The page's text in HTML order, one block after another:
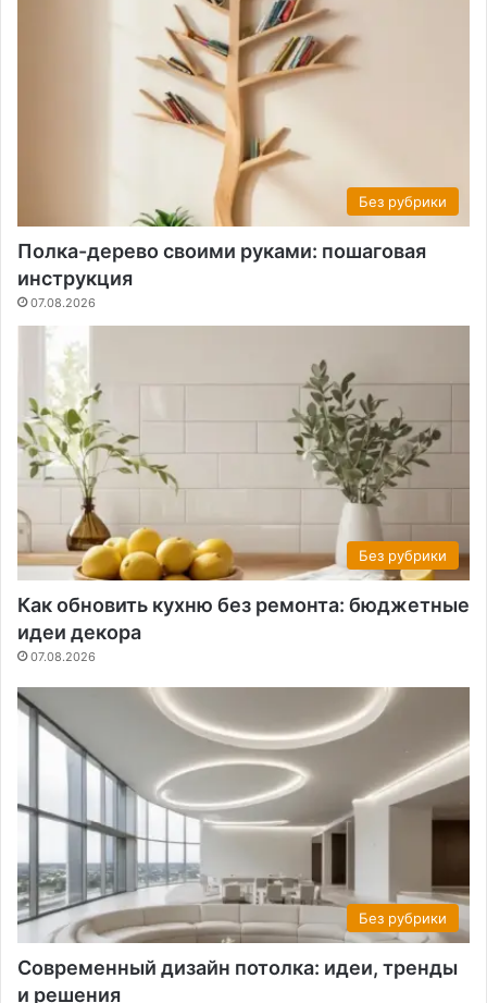
Без рубрики
Полка-дерево своими руками: пошаговая
инструкция
07.08.2026
Без рубрики
Как обновить кухню без ремонта: бюджетные
идеи декора
07.08.2026
Без рубрики
Современный дизайн потолка: идеи, тренды
и решения